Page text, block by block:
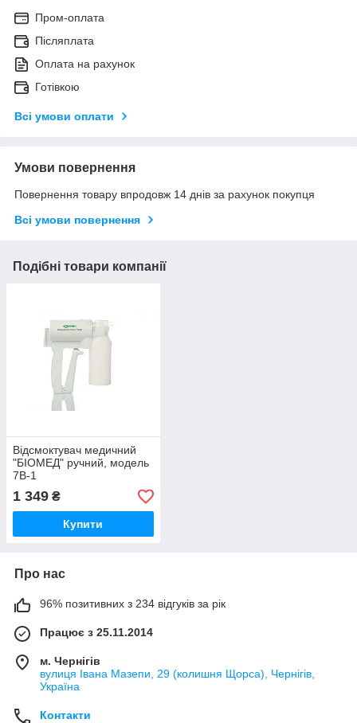
Пром-оплата
Післяплата
Оплата на рахунок
Готівкою
Всі умови оплати
Умови повернення
Повернення товару впродовж 14 днів за рахунок покупця
Всі умови повернення
Подібні товари компанії
Відсмоктувач медичний
"БІОМЕД" ручний, модель
7В-1
1 349 ₴
Купити
Про нас
96% позитивних з 234 відгуків за рік
Працює з 25.11.2014
м. Чернігів
вулиця Івана Мазепи, 29 (колишня Щорса), Чернігів,
Україна
Контакти